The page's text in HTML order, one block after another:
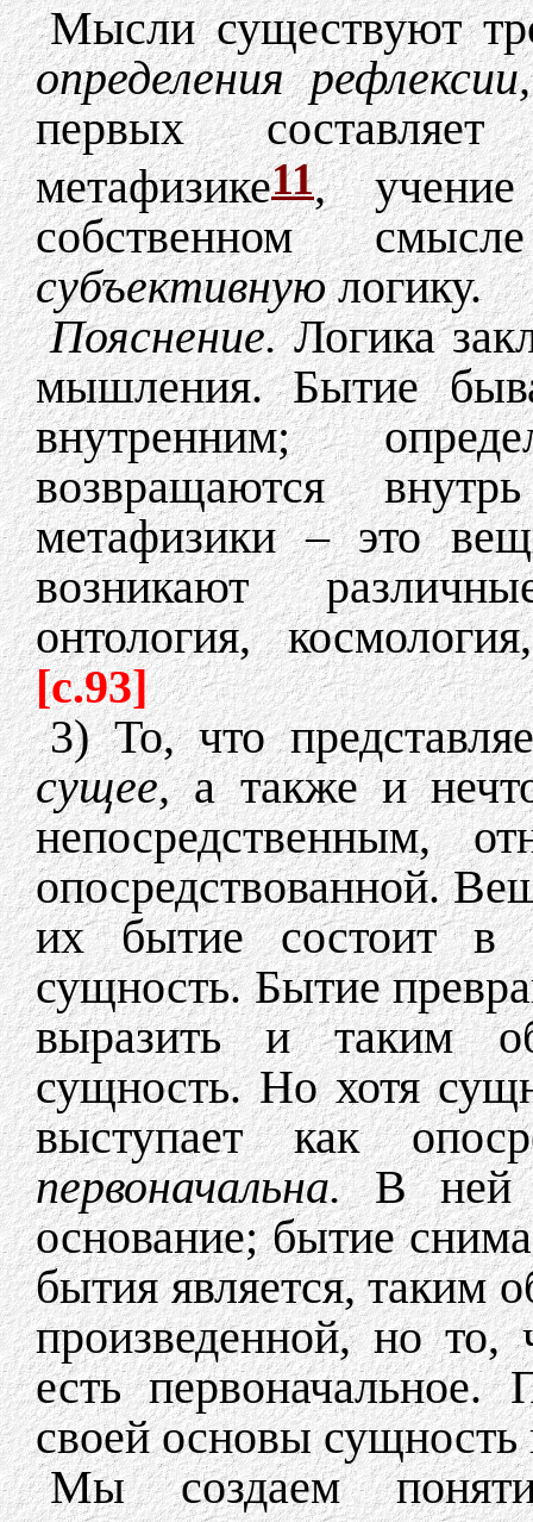
Мысли существуют
определения
первых
метафизике11,
собственном
субъективнуюлогику.
Пояснение.Логика
мышления. Бытие
внутренним;
возвращаются
метафизики – это
возникают
онтология,
[c.93]
3) То, что
сущее,а также и
непосредственным,
опосредствованной.
их бытие состоит в
сущность. Бытие
выразить и таким
сущность. Но хотя
выступает как
первоначальна.В ней
основание; бытие
бытия является, таким
произведенной, но то,
есть первоначальное.
своей основы сущность
Мы создаем